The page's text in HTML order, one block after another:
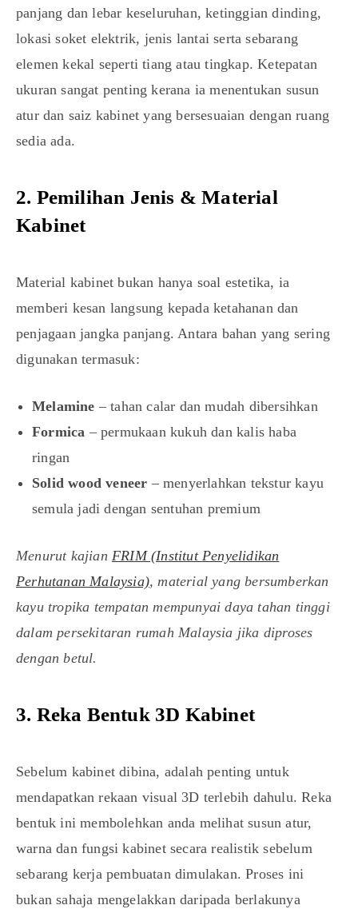
panjang dan lebar keseluruhan, ketinggian dinding,
lokasi soket elektrik, jenis lantai serta sebarang
elemen kekal seperti tiang atau tingkap. Ketepatan
ukuran sangat penting kerana ia menentukan susun
atur dan saiz kabinet yang bersesuaian dengan ruang
sedia ada.
2. Pemilihan Jenis & Material
Kabinet
Material kabinet bukan hanya soal estetika, ia
memberi kesan langsung kepada ketahanan dan
penjagaan jangka panjang. Antara bahan yang sering
digunakan termasuk:
Melamine – tahan calar dan mudah dibersihkan
Formica – permukaan kukuh dan kalis haba
ringan
Solid wood veneer – menyerlahkan tekstur kayu
semula jadi dengan sentuhan premium
Menurut kajian FRIM (Institut Penyelidikan
Perhutanan Malaysia), material yang bersumberkan
kayu tropika tempatan mempunyai daya tahan tinggi
dalam persekitaran rumah Malaysia jika diproses
dengan betul.
3. Reka Bentuk 3D Kabinet
Sebelum kabinet dibina, adalah penting untuk
mendapatkan rekaan visual 3D terlebih dahulu. Reka
bentuk ini membolehkan anda melihat susun atur,
warna dan fungsi kabinet secara realistik sebelum
sebarang kerja pembuatan dimulakan. Proses ini
bukan sahaja mengelakkan daripada berlakunya